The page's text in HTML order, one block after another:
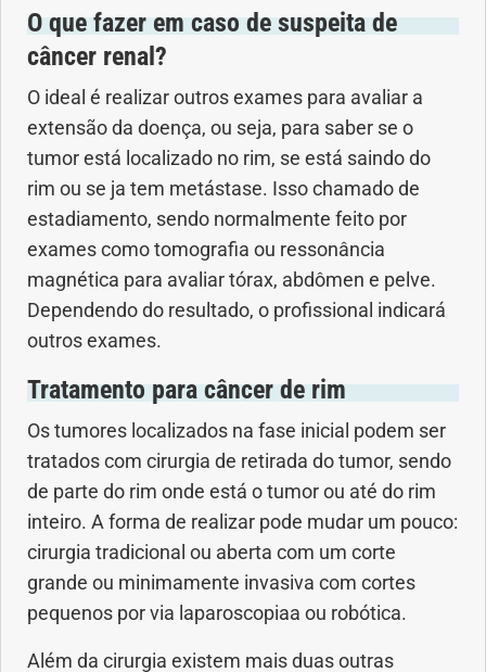
O que fazer em caso de suspeita de
câncer renal?
O ideal é realizar outros exames para avaliar a
extensão da doença, ou seja, para saber se o
tumor está localizado no rim, se está saindo do
rim ou se ja tem metástase. Isso chamado de
estadiamento, sendo normalmente feito por
exames como tomografia ou ressonância
magnética para avaliar tórax, abdômen e pelve.
Dependendo do resultado, o profissional indicará
outros exames.
Tratamento para câncer de rim
Os tumores localizados na fase inicial podem ser
tratados com cirurgia de retirada do tumor, sendo
de parte do rim onde está o tumor ou até do rim
inteiro. A forma de realizar pode mudar um pouco:
cirurgia tradicional ou aberta com um corte
grande ou minimamente invasiva com cortes
pequenos por via laparoscopiaa ou robótica.
Além da cirurgia existem mais duas outras